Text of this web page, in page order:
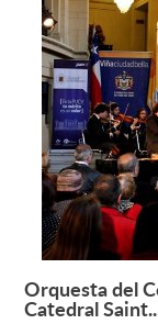
English
Orquesta del
Catedral